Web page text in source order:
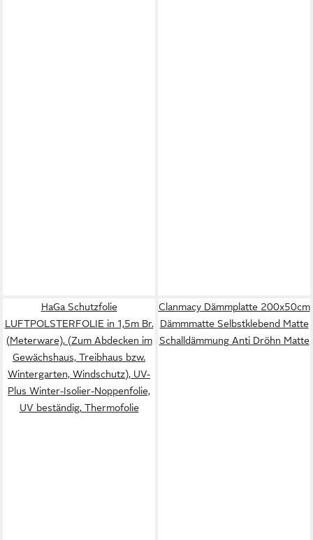
HaGa Schutzfolie
LUFTPOLSTERFOLIE in 1,5m Br.
(Meterware), (Zum Abdecken im
Gewächshaus, Treibhaus bzw.
Wintergarten, Windschutz), UV-
Plus Winter-Isolier-Noppenfolie,
UV beständig, Thermofolie
Clanmacy Dämmplatte 200x50cm
Dämmmatte Selbstklebend Matte
Schalldämmung Anti Dröhn Matte